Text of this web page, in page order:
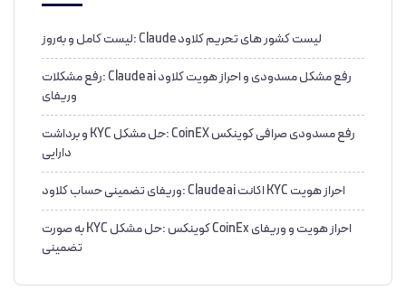
لیست کشور های تحریم کلاود Claude :لیست کامل و به‌روز
رفع مشکل مسدودی و احراز هویت کلاود Claude ai :رفع مشکلات
وریفای
رفع مسدودی صرافی کوینکس CoinEX :حل مشکل KYC و برداشت
دارایی
احراز هویت KYC اکانت Claude ai :وریفای تضمینی حساب کلاود
احراز هویت و وریفای CoinEx کوینکس :حل مشکل KYC به صورت
تضمینی